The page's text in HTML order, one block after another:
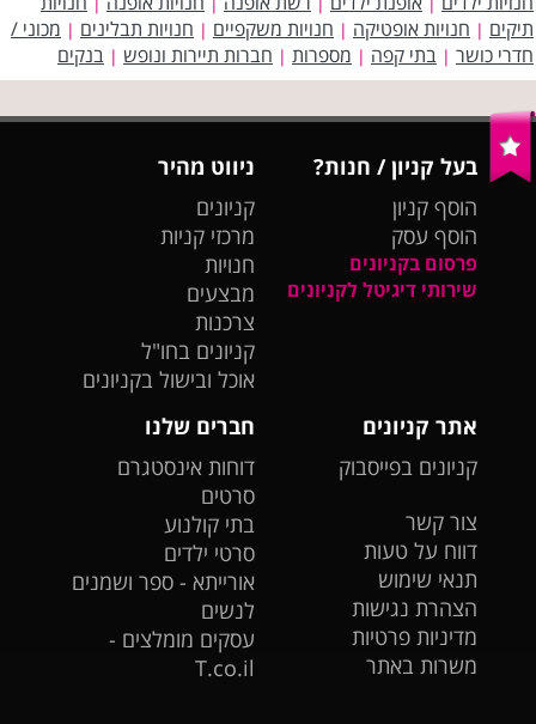
תיקים | חנויות אופטיקה | חנויות משקפיים | חנויות תבלינים | מכוני /
חדרי כושר | בתי קפה | מספרות | חברות תיירות ונופש | בנקים
בעל קניון / חנות?
הוסף קניון
הוסף עסק
פרסום בקניונים
שירותי דיגיטל לקניונים
ניווט מהיר
קניונים
מרכזי קניות
חנויות
מבצעים
צרכנות
קניונים בחו"ל
אוכל ובישול בקניונים
אתר קניונים
קניונים בפייסבוק
צור קשר
דווח על טעות
תנאי שימוש
הצהרת נגישות
מדיניות פרטיות
משרות באתר
חברים שלנו
דוחות אינסטגרם
סרטים
בתי קולנוע
סרטי ילדים
אורייתא - ספר ושמנים
לנשים
עסקים מומלצים -
T.co.il